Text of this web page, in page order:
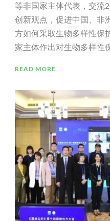
等非国家主体代表，交流
创新观点，促进中国、非
方如何采取生物多样性保
家主体作出对生物多样性
READ MORE